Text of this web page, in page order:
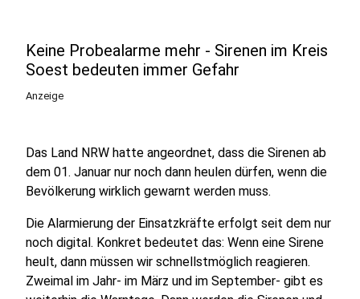
Keine Probealarme mehr - Sirenen im Kreis
Soest bedeuten immer Gefahr
Anzeige
Das Land NRW hatte angeordnet, dass die Sirenen ab
dem 01. Januar nur noch dann heulen dürfen, wenn die
Bevölkerung wirklich gewarnt werden muss.
Die Alarmierung der Einsatzkräfte erfolgt seit dem nur
noch digital. Konkret bedeutet das: Wenn eine Sirene
heult, dann müssen wir schnellstmöglich reagieren.
Zweimal im Jahr- im März und im September- gibt es